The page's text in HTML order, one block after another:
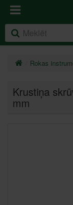
Rokas
Krustiņa
mm